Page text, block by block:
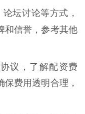
坛讨论等方式，
和信誉，参考其他
议，了解配资费
费用透明合理，